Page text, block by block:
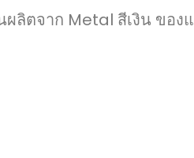
ผลิตจาก Metal สีเงิน ของ